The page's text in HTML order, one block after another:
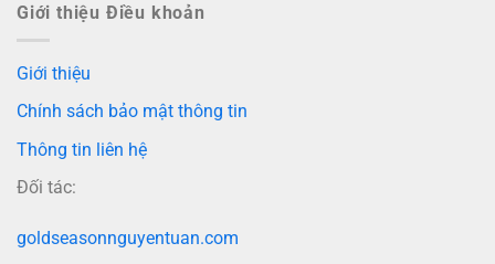
Giới thiệu Điều khoản
Giới thiệu
Chính sách bảo mật thông tin
Thông tin liên hệ
Đối tác:
goldseasonnguyentuan.com